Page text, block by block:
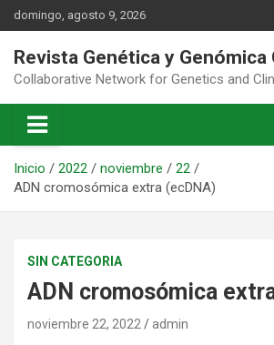
Saltar
al
contenido
domingo, agosto 9, 2026
Revista Genética y Genómica
Collaborative Network for Genetics and
Inicio 2022 noviembre
22
ADN cromosómica extra (ecDNA)
SIN CATEGORIA
ADN cromosómica
noviembre 22, 2022 admin